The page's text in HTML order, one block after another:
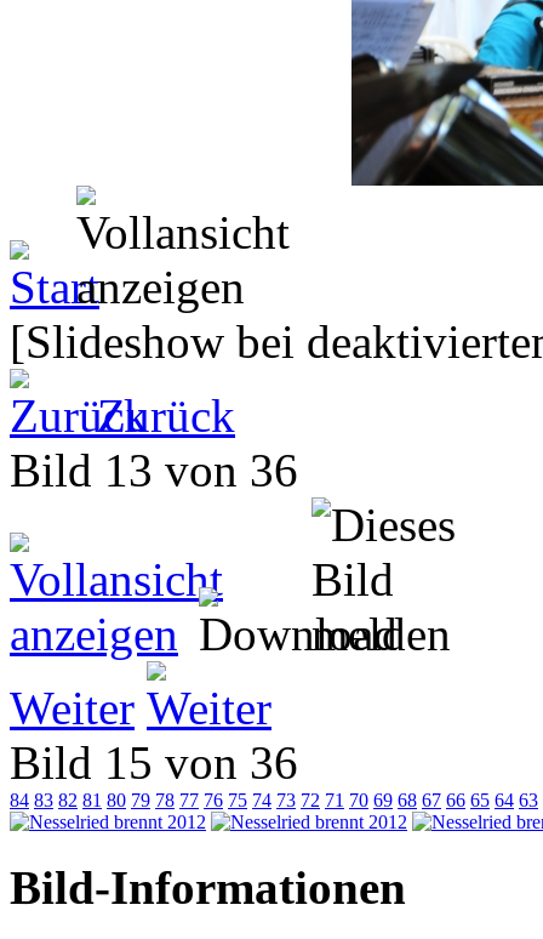
[Slideshow bei
Zurück
Bild 13 von 36
Weiter
Bild 15 von 36
84 83 82 81 80 79 78 77 76 75 74 73 72 71 70 69 68 67 66 65 64 63
Bild-Informationen